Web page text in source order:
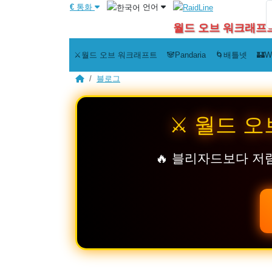
€ 통화 언어
월드 오브 워크래
⚔️월드 오브 워크래프트 🐼Pandaria 🌀배틀넷
블로그
⚔️ 월드 오
🔥 블리자드보다 저